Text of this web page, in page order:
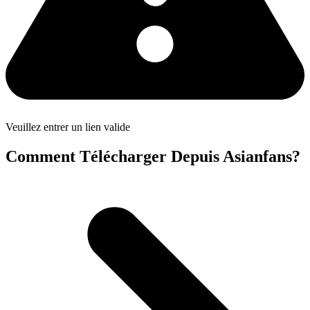
Veuillez entrer un lien valide
Comment Télécharger Depuis Asianfans?